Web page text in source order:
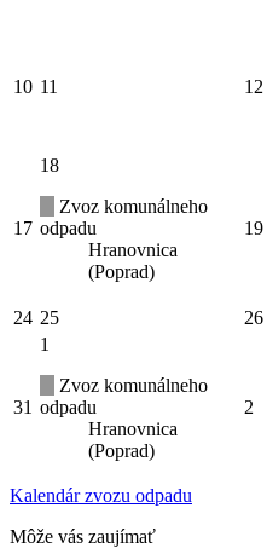
10 11 12
17
18
Zvoz komunálneho
odpadu
Hranovnica
(Poprad)
19
24 25 26
31
1
Zvoz komunálneho
odpadu
Hranovnica
(Poprad)
2
Kalendár zvozu odpadu
Môže vás zaujímať